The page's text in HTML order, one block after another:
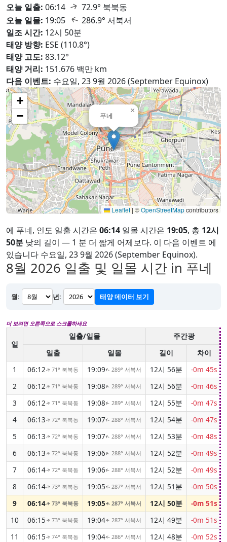
오늘 일출: 06:14 ↑ 72.9° 북북동
오늘 일몰: 19:05 ↑ 286.9° 서북서
일조 시간: 12시 50분
태양 방향: ESE (110.8°)
태양 고도: 83.12°
태양 거리: 151.676 백만 km
다음 이벤트: 수요일, 23 9월 2026 (September Equinox)
푸네
×
+
−
Leaflet | ©OpenStreetMapcontributors
에 푸네, 인도 일출 시간은 06:14 일몰 시간은 19:05, 총 12시
50분 낮의 길이 — 1 분 더 짧게 어제보다. 이 다음 이벤트 에
있습니다 수요일, 23 9월 2026 (September Equinox).
8월 2026 일출 및 일몰 시간 in 푸네
월: 년: 태양 데이터 보기
더 보려면 오른쪽으로 스크롤하세요
일
일출/일몰 주간광
일출
일몰 길이
차이
1
06:12↑71° 북북동 19:09↑ 289° 서북서 12시 56분 -0m 45s
2
06:12↑71° 북북동 19:08↑ 289° 서북서 12시 56분 -0m 46s
3
06:12↑71° 북북동 19:08↑ 289° 서북서 12시 55분 -0m 47s
4
06:13↑72° 북북동 19:07↑ 288° 서북서 12시 54분 -0m 47s
5
06:13↑72° 북북동 19:07↑ 288° 서북서 12시 53분 -0m 48s
6
06:13↑72° 북북동 19:06↑ 288° 서북서 12시 52분 -0m 49s
7
06:14↑72° 북북동 19:06↑ 288° 서북서 12시 52분 -0m 49s
8
06:14↑73° 북북동 19:05↑ 287° 서북서 12시 51분 -0m 50s
9
06:14↑73° 북북동 19:05↑287° 서북서 12시 50분 -0m 51s
10
06:15↑73° 북북동 19:04↑ 287° 서북서 12시 49분 -0m 51s
11
06:15↑ 74° 북북동 19:04↑ 286° 서북서 12시 48분 -0m 52s